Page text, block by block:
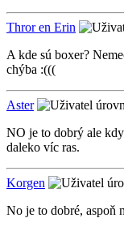
Thror en Erin
A kde sú boxer?
chýba :(((
Aster
NO je to dobrý ale
daleko víc ras.
Korgen
No je to dobré, aspoň